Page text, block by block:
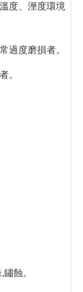
度、溼度環境
過度磨損者。
。
蝕。